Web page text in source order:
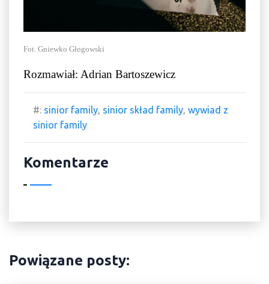
Fot. Gniewko Głogowski
Rozmawiał: Adrian Bartoszewicz
#: sinior family, sinior skład family, wywiad z
sinior family
Komentarze
Powiązane posty: